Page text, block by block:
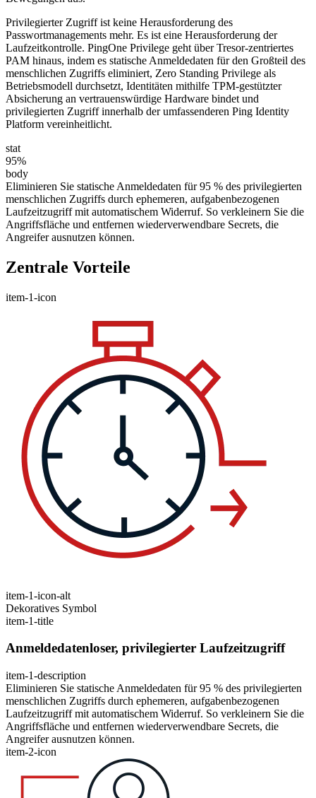
Privilegierter Zugriff ist keine Herausforderung des
Passwortmanagements mehr. Es ist eine Herausforderung der
Laufzeitkontrolle. PingOne Privilege geht über Tresor-zentriertes
PAM hinaus, indem es statische Anmeldedaten für den Großteil des
menschlichen Zugriffs eliminiert, Zero Standing Privilege als
Betriebsmodell durchsetzt, Identitäten mithilfe TPM-gestützter
Absicherung an vertrauenswürdige Hardware bindet und
privilegierten Zugriff innerhalb der umfassenderen Ping Identity
Platform vereinheitlicht.
stat
95%
body
Eliminieren Sie statische Anmeldedaten für 95 % des privilegierten
menschlichen Zugriffs durch ephemeren, aufgabenbezogenen
Laufzeitzugriff mit automatischem Widerruf. So verkleinern Sie die
Angriffsfläche und entfernen wiederverwendbare Secrets, die
Angreifer ausnutzen können.
Zentrale Vorteile
item-1-icon
item-1-icon-alt
Dekoratives Symbol
item-1-title
Anmeldedatenloser, privilegierter Laufzeitzugriff
item-1-description
Eliminieren Sie statische Anmeldedaten für 95 % des privilegierten
menschlichen Zugriffs durch ephemeren, aufgabenbezogenen
Laufzeitzugriff mit automatischem Widerruf. So verkleinern Sie die
Angriffsfläche und entfernen wiederverwendbare Secrets, die
Angreifer ausnutzen können.
item-2-icon